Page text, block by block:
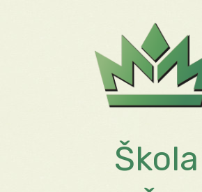
Škola